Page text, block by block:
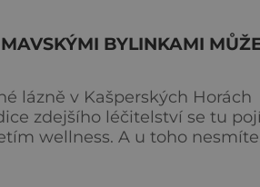
BYLINKAMI
lázně v Kašperských Horách
zdejšího léčitelství se tu
wellness. A u toho nesmíte
Na nic speciálního si nehrají